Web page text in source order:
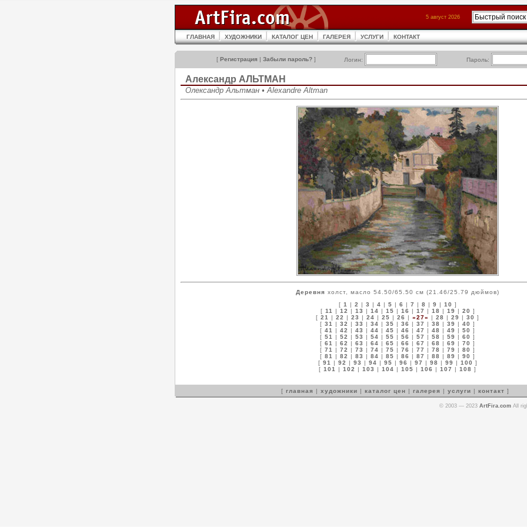
5 август 2026
ГЛАВНАЯ ХУДОЖНИКИ КАТАЛОГ ЦЕН ГАЛЕРЕЯ УСЛУГИ КОНТАКТ
[ Регистрация | Забыли пароль? ] Логин: Пароль:
Александр АЛЬТМАН
Олександр Альтман • Alexandre Altman
Деревня холст, масло 54.50/65.50 см (21.46/25.79 дюймов)
[ 1 | 2 | 3 | 4 | 5 | 6 | 7 | 8 | 9 | 10 ]
[ 11 | 12 | 13 | 14 | 15 | 16 | 17 | 18 | 19 | 20 ]
[ 21 | 22 | 23 | 24 | 25 | 26 | »27« | 28 | 29 | 30 ]
[ 31 | 32 | 33 | 34 | 35 | 36 | 37 | 38 | 39 | 40 ]
[ 41 | 42 | 43 | 44 | 45 | 46 | 47 | 48 | 49 | 50 ]
[ 51 | 52 | 53 | 54 | 55 | 56 | 57 | 58 | 59 | 60 ]
[ 61 | 62 | 63 | 64 | 65 | 66 | 67 | 68 | 69 | 70 ]
[ 71 | 72 | 73 | 74 | 75 | 76 | 77 | 78 | 79 | 80 ]
[ 81 | 82 | 83 | 84 | 85 | 86 | 87 | 88 | 89 | 90 ]
[ 91 | 92 | 93 | 94 | 95 | 96 | 97 | 98 | 99 | 100 ]
[ 101 | 102 | 103 | 104 | 105 | 106 | 107 | 108 ]
[ главная | художники | каталог цен | галерея | услуги | контакт ]
© 2003 — 2023 ArtFira.com All